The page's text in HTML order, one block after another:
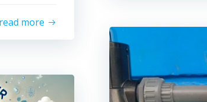
read more